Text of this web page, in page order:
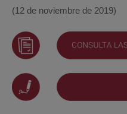
(12 de noviembre de 2019)